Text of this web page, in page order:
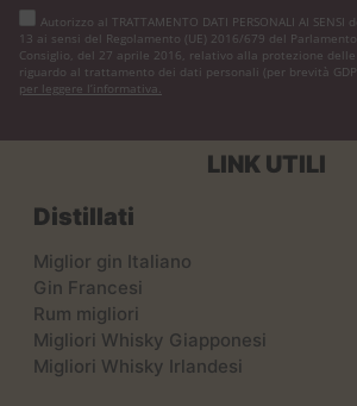
Autorizzo al TRATTAMENTO DATI PERSONALI AI
13 ai sensi del Regolamento (UE) 2016/679 del
Consiglio, del 27 aprile 2016, relativo alla protezione
riguardo al trattamento dei dati personali (per brevità
per leggere l’informativa.
LINK UTILI
Distillati
Miglior gin Italiano
Gin Francesi
Rum migliori
Migliori Whisky Giapponesi
Migliori Whisky Irlandesi